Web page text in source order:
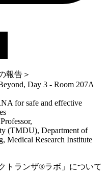
報告＞
Day 3 - Room 207A
for safe and effective
(TMDU), Department of
Medical Research Institute
トランザ®ラボ」について